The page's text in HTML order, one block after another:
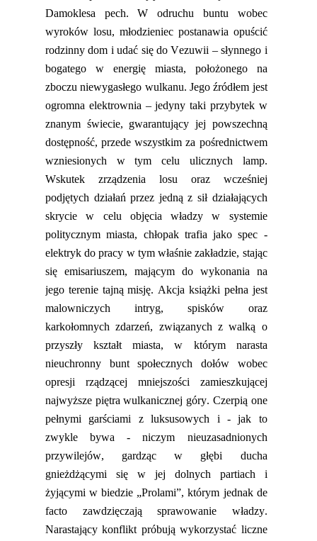
Damoklesa pech. W odruchu buntu wobec
wyroków losu, młodzieniec postanawia opuścić
rodzinny dom i udać się doVezuwii – słynnego i
bogatego w energię miasta, położonego na
zboczu niewygasłego wulkanu. Jego źródłem jest
ogromna elektrownia – jedyny taki przybytek w
znanym świecie, gwarantujący jej powszechną
dostępność, przede wszystkim za pośrednictwem
wzniesionych w tym celu ulicznych lamp.
Wskutek zrządzenia losu oraz wcześniej
podjętych działań przez jedną z sił działających
skrycie w celu objęcia władzy w systemie
politycznym miasta, chłopak trafia jako spec -
elektryk do pracy w tym właśnie zakładzie, stając
się emisariuszem, mającym do wykonania na
jego terenie tajną misję. Akcja książki pełna jest
malowniczych intryg, spisków oraz
karkołomnych zdarzeń, związanych z walką o
przyszły kształt miasta, w którym narasta
nieuchronny bunt społecznych dołów wobec
opresji rządzącej mniejszości zamieszkującej
najwyższe piętra wulkanicznej góry. Czerpią one
pełnymi garściami z luksusowych i -jak to
zwykle bywa - niczym nieuzasadnionych
przywilejów, gardząc w głębi ducha
gnieżdżącymi się w jej dolnych partiach i
żyjącymi w biedzie „Prolami”, którym jednak de
facto zawdzięczają sprawowanie władzy.
Narastający konflikt próbują wykorzystać liczne